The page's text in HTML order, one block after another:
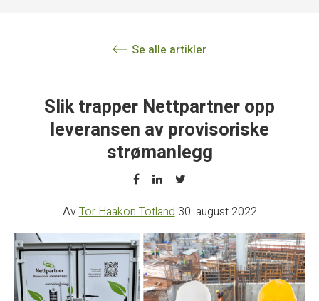
Se alle artikler
Slik trapper Nettpartner opp
leveransen av provisoriske
strømanlegg
AvTor Haakon Totland 30. august 2022